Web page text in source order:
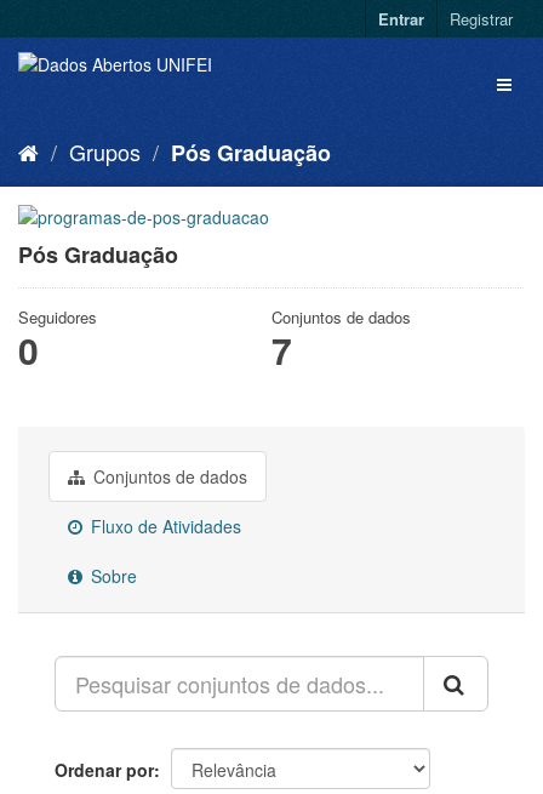
Entrar Registrar
Grupos Pós Graduação
Pós Graduação
Seguidores
0
Conjuntos de dados
7
Conjuntos de dados
Fluxo de Atividades
Sobre
Ordenar por